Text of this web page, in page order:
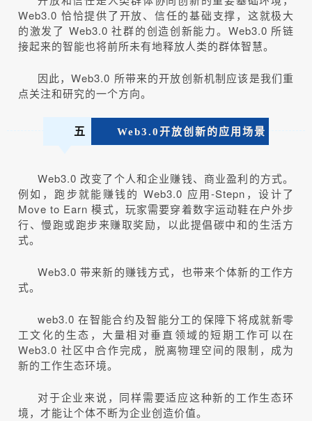
Web3.0 恰恰提供了开放、信任的基础支撑，这就极大
的激发了 Web3.0 社群的创造创新能力。Web3.0 所链
接起来的智能也将前所未有地释放人类的群体智慧。
因此，Web3.0 所带来的开放创新机制应该是我们重
点关注和研究的一个方向。
五 Web3.0开放创新的应用场景
Web3.0 改变了个人和企业赚钱、商业盈利的方式。
例如，跑步就能赚钱的 Web3.0 应用-Stepn，设计了
Move to Earn 模式，玩家需要穿着数字运动鞋在户外步
行、慢跑或跑步来赚取奖励，以此提倡碳中和的生活方
式。
Web3.0 带来新的赚钱方式，也带来个体新的工作方
式。
web3.0 在智能合约及智能分工的保障下将成就新零
工文化的生态，大量相对垂直领域的短期工作可以在
Web3.0 社区中合作完成，脱离物理空间的限制，成为
新的工作生态环境。
对于企业来说，同样需要适应这种新的工作生态环
境，才能让个体不断为企业创造价值。